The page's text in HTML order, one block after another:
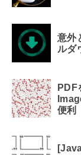
意外
ルダ
PDF
便利